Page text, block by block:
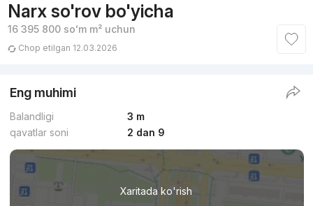
Narx so'rov bo'yicha
16 395 800 soʻmm² uchun
Chop etilgan 12.03.2026
Eng muhimi
Balandligi
3 m
qavatlar soni
2 dan 9
Xaritada ko'rish